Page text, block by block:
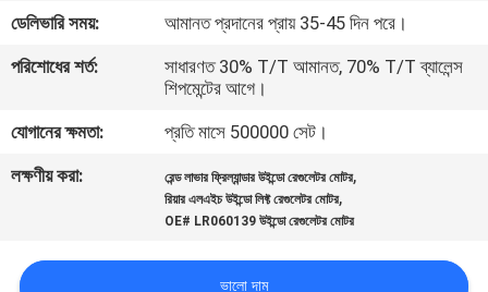
খবর
একটি
উদ্ধৃতি
করুন
ডেলিভারি সময়:
আমানত প্রদানের প্রায় 35-45 দিন পরে।
পরিশোধের শর্ত:
সাধারণত 30% T/T আমানত, 70% T/T ব্যালেন্স
শিপমেন্টের আগে।
যোগানের ক্ষমতা:
প্রতি মাসে 500000 সেট।
লক্ষণীয় করা:
রেন্ড লাভার ফ্রিল্যান্ডার উইন্ডো রেগুলেটর মোটর,
রিয়ার এলএইচ উইন্ডো লিফ্ট রেগুলেটর মোটর,
OE# LR060139 উইন্ডো রেগুলেটর মোটর
ভালো দাম